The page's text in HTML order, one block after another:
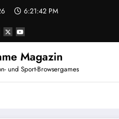
6:21:42 PM
Magazin
und Sport-Browsergames